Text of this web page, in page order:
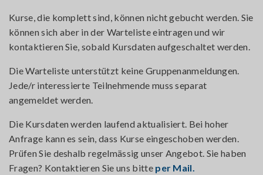
Kurse, die komplett sind, können nicht gebucht werden. Sie
können sich aber in der Warteliste eintragen und wir
kontaktieren Sie, sobald Kursdaten aufgeschaltet werden.
Die Warteliste unterstützt keine Gruppenanmeldungen.
Jede/r interessierte Teilnehmende muss separat
angemeldet werden.
Die Kursdaten werden laufend aktualisiert. Bei hoher
Anfrage kann es sein, dass Kurse eingeschoben werden.
Prüfen Sie deshalb regelmässig unser Angebot. Sie haben
Fragen? Kontaktieren Sie uns bitte per Mail.